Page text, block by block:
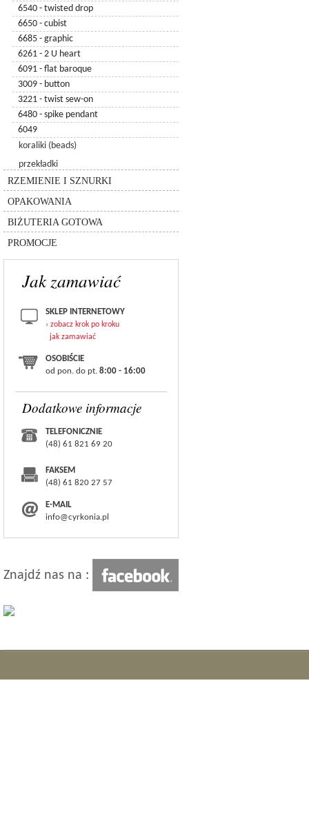
6540 - twisted drop
6650 - cubist
6685 - graphic
6261 - 2 U heart
6091 - flat baroque
3009 - button
3221 - twist sew-on
6480 - spike pendant
6049
koraliki (beads)
5500 - kulka
5308 - kulka
5328 - kulka xilion
5040 - kulka briolette
5181 - kulka keystone
5003 - kulka
5200 - kulka
5005 - kulka chessboard
5940 - kulka pandora
8558-lighting collection
przekładki
RZEMIENIE I SZNURKI
rzemień
silikon
sznurki
OPAKOWANIA
inne
pudełka
torebki
BIŻUTERIA GOTOWA
łańcuszki
inne
bransolety
zestawy
PROMOCJE
Jak zamawiać
SKLEP INTERNETOWY
› zobacz krok po kroku
jak zamawiać
OSOBIŚCIE
od pon. do pt. 8:00 - 16:00
Dodatkowe informacje
TELEFONICZNIE
(48) 61 821 69 20
FAKSEM
(48) 61 820 27 57
E-MAIL
info@cyrkonia.pl
Znajdź nas na :